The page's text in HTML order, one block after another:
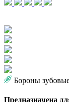
Бороны
Предназначена